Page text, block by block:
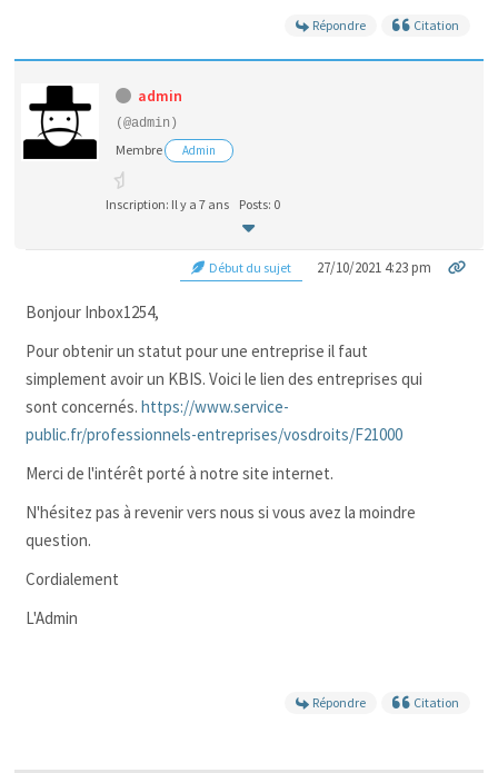
Répondre Citation
admin
(@admin)
Membre Admin
Inscription: Il y a 7 ans Posts: 0
Début du sujet 27/10/2021 4:23 pm
Bonjour Inbox1254,
Pour obtenir un statut pour une entreprise il faut
simplement avoir un KBIS. Voici le lien des entreprises qui
sont concernés. https://www.service-
public.fr/professionnels-entreprises/vosdroits/F21000
Merci de l'intérêt porté à notre site internet.
N'hésitez pas à revenir vers nous si vous avez la moindre
question.
Cordialement
L'Admin
Répondre Citation